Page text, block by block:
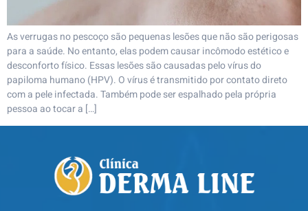
As verrugas no pescoço são pequenas lesões que não são perigosas
para a saúde. No entanto, elas podem causar incômodo estético e
desconforto físico. Essas lesões são causadas pelo vírus do
papiloma humano (HPV). O vírus é transmitido por contato direto
com a pele infectada. Também pode ser espalhado pela própria
pessoa ao tocar a […]